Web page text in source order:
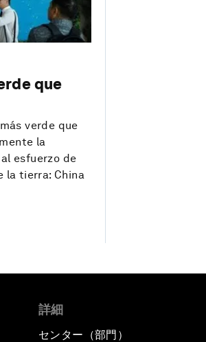
que
verde que
la
esfuerzo de
la tierra: China
詳細
センター（部門）